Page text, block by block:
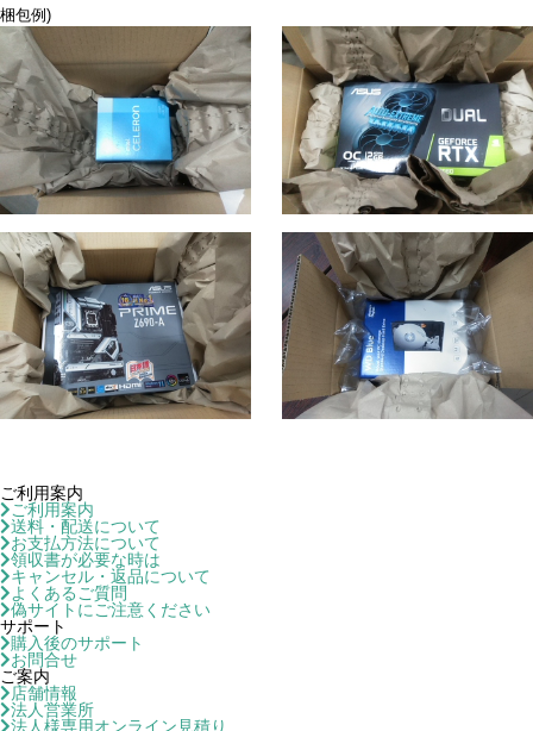
梱包例)
ご利用案内
ご利用案内
送料・配送について
お支払方法について
領収書が必要な時は
キャンセル・返品について
よくあるご質問
偽サイトにご注意ください
サポート
購入後のサポート
お問合せ
ご案内
店舗情報
法人営業所
法人様専用オンライン見積り